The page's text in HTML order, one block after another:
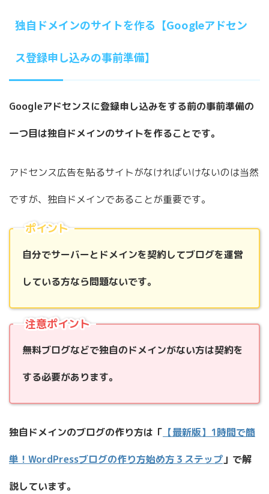
独自ドメインのサイトを作る【Googleアドセン
ス登録申し込みの事前準備】
Googleアドセンスに登録申し込みをする前の事前準備の
一つ目は独自ドメインのサイトを作ることです。
アドセンス広告を貼るサイトがなければいけないのは当然
ですが、独自ドメインであることが重要です。
ポイント
自分でサーバーとドメインを契約してブログを運営
している方なら問題ないです。
注意ポイント
無料ブログなどで独自のドメインがない方は契約を
する必要があります。
独自ドメインのブログの作り方は「 【最新版】1時間で簡
単！WordPressブログの作り方始め方３ステップ 」で解
説しています。